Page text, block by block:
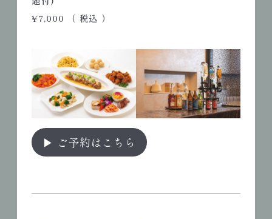
¥7,000 （ 税込 ）
▶ ご予約はこちら